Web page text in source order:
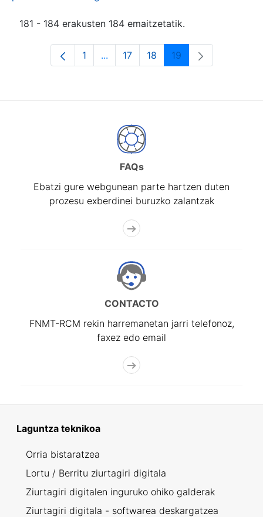
181 - 184 erakusten 184 emaitzetatik.
Orrialdea
1 ...Intermediate Pages Use TAB to
Orrialdea
17 Orrialdea
18 Orrialdea
19
FAQs
Ebatzi gure webgunean parte hartzen duten
prozesu exberdinei buruzko zalantzak
CONTACTO
FNMT-RCM rekin harremanetan jarri telefonoz,
faxez edo email
Laguntza teknikoa
Orria bistaratzea
Lortu / Berritu ziurtagiri digitala
Ziurtagiri digitalen inguruko ohiko galderak
Ziurtagiri digitala - softwarea deskargatzea